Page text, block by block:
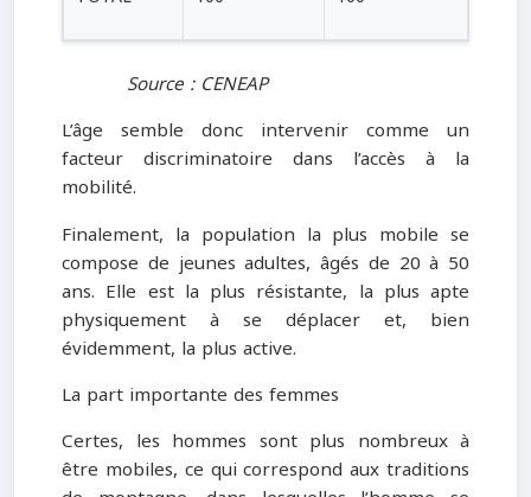
Source : CENEAP
L’âge semble donc intervenir comme un
facteur discriminatoire dans l’accès à la
mobilité.
Finalement, la population la plus mobile se
compose de jeunes adultes, âgés de 20 à 50
ans. Elle est la plus résistante, la plus apte
physiquement à se déplacer et, bien
évidemment, la plus active.
La part importante des femmes
Certes, les hommes sont plus nombreux à
être mobiles, ce qui correspond aux traditions